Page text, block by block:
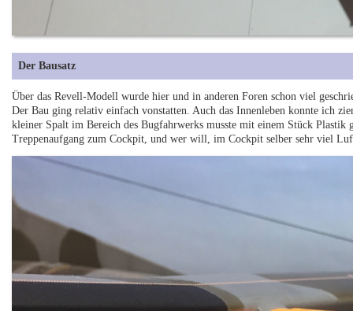
Der Bausatz
Über das Revell-Modell wurde hier und in anderen Foren schon viel
Der Bau ging relativ einfach vonstatten. Auch das Innenleben konnte ich
kleiner Spalt im Bereich des Bugfahrwerks musste mit einem Stück
Treppenaufgang zum Cockpit, und wer will, im Cockpit selber sehr viel